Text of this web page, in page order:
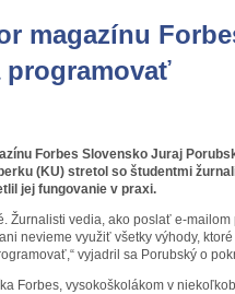
magazínu
programovať
Forbes Slovensko Juraj
(KU) stretol so študentmi
jej fungovanie v praxi.
Žurnalisti vedia, ako poslať e-
nevieme využiť všetky výhody,
vyjadril sa Porubský o
Forbes, vysokoškolákom v